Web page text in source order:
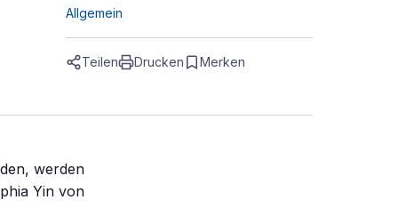
Allgemein
Teilen Drucken Merken
werden
Yin von